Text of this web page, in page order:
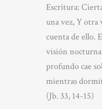
Escritura:
una vez, Y otra
cuenta de ello.
visión
profundo cae
mientras
(Jb. 33, 14-15)